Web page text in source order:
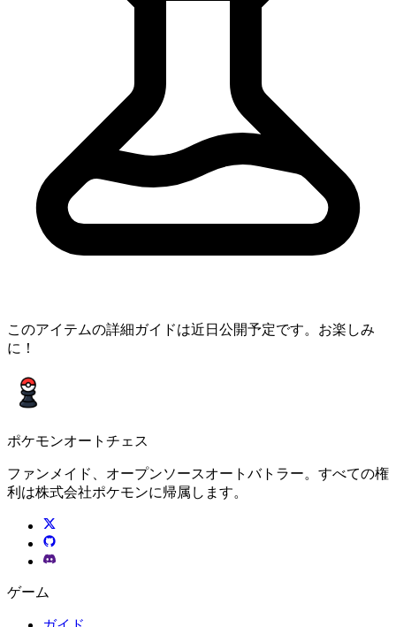
このアイテムの詳細ガイドは近日公開予定です。お楽しみ
に！
ポケモンオートチェス
ファンメイド、オープンソースオートバトラー。すべての権
利は株式会社ポケモンに帰属します。
ゲーム